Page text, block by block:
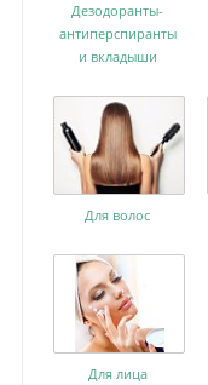
Дезодоранты-
антиперспиранты
и вкладыши
Для волос
Для лица